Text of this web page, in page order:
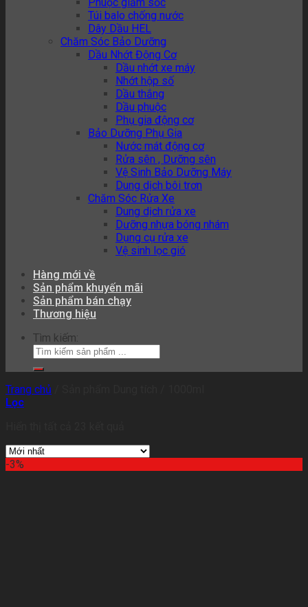
Túi balo chống nước
Dây Dầu HEL
Chăm Sóc Bảo Dưỡng
Dầu Nhớt Động Cơ
Dầu nhớt xe máy
Nhớt hộp số
Dầu thắng
Dầu phuộc
Phụ gia động cơ
Bảo Dưỡng Phụ Gia
Nước mát động cơ
Rửa sên , Dưỡng sên
Vệ Sinh Bảo Dưỡng Máy
Dung dịch bôi trơn
Chăm Sóc Rửa Xe
Dung dịch rửa xe
Dưỡng nhựa bóng nhám
Dụng cụ rửa xe
Vệ sinh lọc gió
Hàng mới về
Sản phẩm khuyến mãi
Sản phẩm bán chạy
Thương hiệu
Tìm kiếm:
Trang chủ
Lọc
-3%